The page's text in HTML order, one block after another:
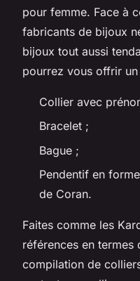
pour femme. Face à
fabricants de bijoux
bijoux tout aussi
pourrez vous offrir
Collier avec
Bracelet ;
Bague ;
Pendentif en
de Coran.
Faites comme les
références en termes
compilation de